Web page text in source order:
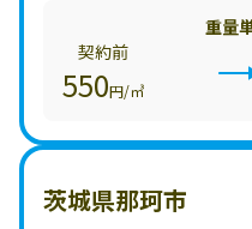
重量
契約前
550円/㎥
茨城県那珂市